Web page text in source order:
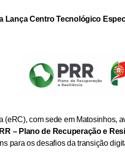
Lança Centro Tecnológico
(eRC), com sede em Matosinhos,
– Plano de Recuperação e
para os desafios da transição